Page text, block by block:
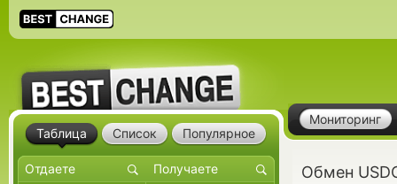
Мониторинг
Обмен
Таблица Список Популярное